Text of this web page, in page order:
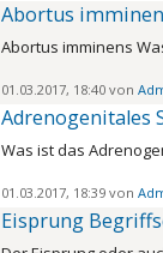
Abortus
Abortus imminens
01.03.2017, 18:40 von
Adrenogenitales
Was ist das
01.03.2017, 18:39 von
Eisprung